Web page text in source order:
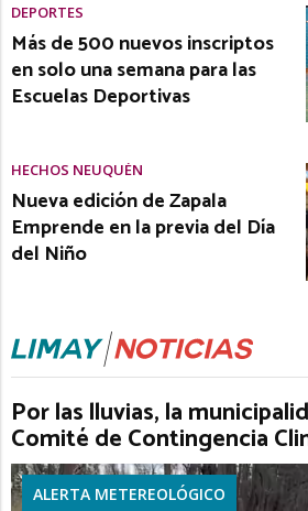
DEPORTES
Más de 500 nuevos inscriptos
en solo una semana para las
Escuelas Deportivas
HECHOS NEUQUÉN
Nueva edición de Zapala
Emprende en la previa del Día
del Niño
Por las lluvias, la
Comité de Contingencia
ALERTA METEREOLÓGICO